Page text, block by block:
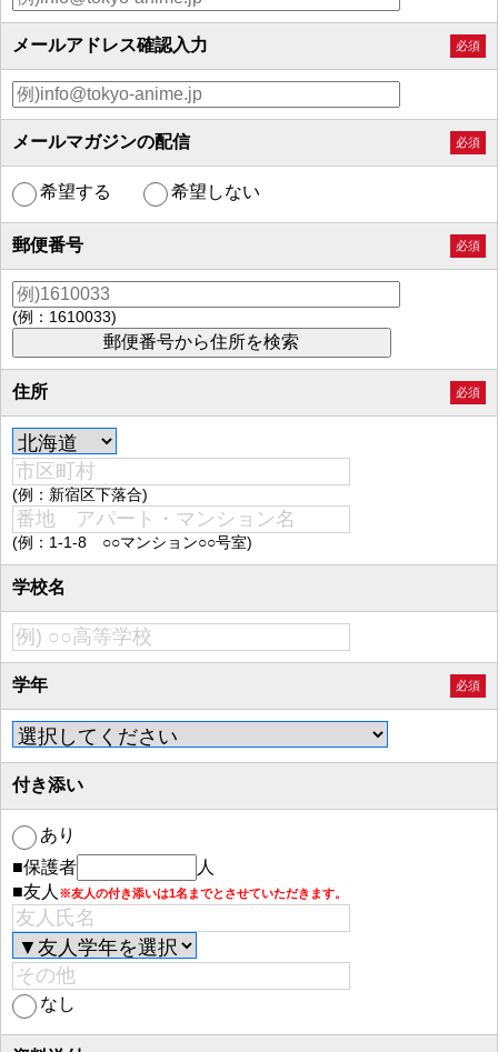
メールアドレス確認入力 必須
メールマガジンの配信 必須
希望する 希望しない
郵便番号 必須
(例：1610033)
住所 必須
(例：新宿区下落合)
(例：1-1-8 ○○マンション○○号室)
学校名
学年 必須
付き添い
あり
■保護者
人
■友人 ※友人の付き添いは1名までとさせていただきます。
なし